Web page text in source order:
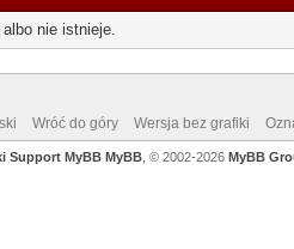
albo nie istnieje.
Wróć do góry Wersja bez grafiki
Support MyBB MyBB , © 2002-2026 MyBB